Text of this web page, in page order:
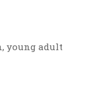
young adult